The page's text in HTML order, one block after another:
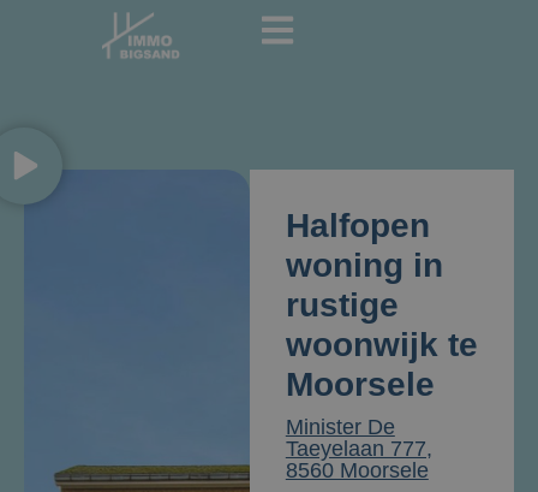
Halfopen
woning in
rustige
woonwijk te
Moorsele
Minister De
Taeyelaan 777,
8560 Moorsele